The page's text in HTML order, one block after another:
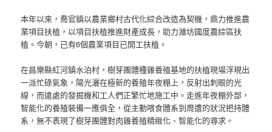
本年以來，喬官鎮以農業鄉村古代化綜合改造為契機，鼎力推進農
業項目扶植，以項目扶植推進財產成長，助力濰坊國度農綜區扶
植。今朝，已有6個農業項目已開工扶植。
在昌樂縣紅河鎮水泊村，樹芽團體種雞養殖基地的扶植現場浮現出
一派忙碌氣象，陽光灑在極新的養殖年夜棚上，反射出刺眼的光
線，而遠處的發掘機和工人們正繁忙地施工中。走進年夜棚外部，
智能化的養殖裝備一應俱全，從主動喂食體系到周遭的狀況把持體
系，無不表現了樹芽團體對肉雞養殖精緻化、智能化的尋求。